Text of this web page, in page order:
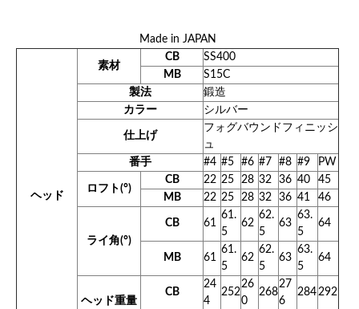
Made in JAPAN
ヘッド
素材
CB
SS400
MB
S15C
製法
鍛造
カラー
シルバー
仕上げ
フォグバウンドフィニッシ
ュ
番手
#4 #5 #6 #7 #8 #9 PW
ロフト(°)
CB 22 25 28 32 36 40
45
MB
22 25 28 32 36 41 46
ライ角(°)
CB 61
61.
5
62
62.
5
63
63.
5
64
MB 61
61.
5
62
62.
5
63
63.
5
64
ヘッド重量
CB
24
4
252
26
0
268
27
6
284292